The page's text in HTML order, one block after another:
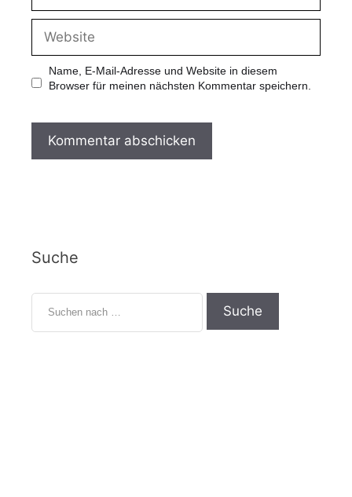
Name, E-Mail-Adresse und Website in diesem
Browser für meinen nächsten Kommentar speichern.
Suche